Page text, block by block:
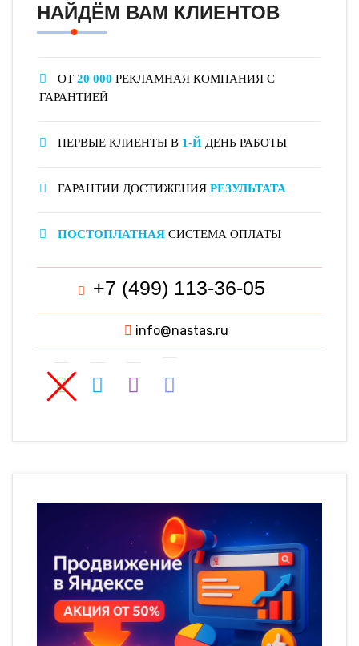
НАЙДЁМ ВАМ КЛИЕНТОВ
ОТ 20 000 РЕКЛАМНАЯ КОМПАНИЯ С
ГАРАНТИЕЙ
ПЕРВЫЕ КЛИЕНТЫ В 1-Й ДЕНЬ РАБОТЫ
ГАРАНТИИ ДОСТИЖЕНИЯ РЕЗУЛЬТАТА
ПОСТОПЛАТНАЯ СИСТЕМА ОПЛАТЫ
+7 (499) 113-36-05
info@nastas.ru